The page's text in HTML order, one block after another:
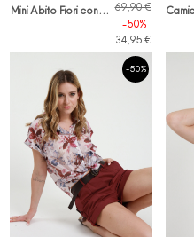
M
ini Abito Fiori con Gale 69,90 €
-50%
34,95 €
-50%